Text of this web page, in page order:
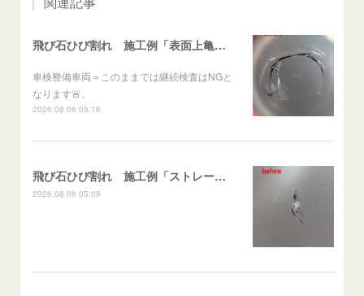
飛び石ひび割れ 施工例「表面上亀裂・ダメージクラック」ステラ
車検整備車両＝このままでは継続検査はNGと
なります🚨。
2026.08.06 05:16
飛び石ひび割れ 施工例「ストレート系パーシャル」ポルテ
2026.08.06 05:09